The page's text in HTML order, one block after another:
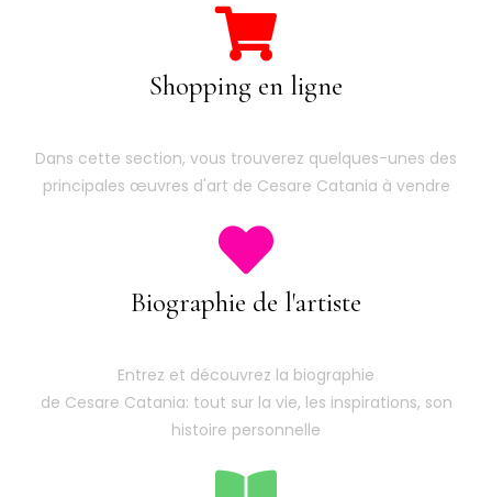
Shopping en ligne
Dans cette section, vous trouverez quelques-unes des
principales œuvres d'art de Cesare Catania à vendre
Biographie de l'artiste
Entrez et découvrez la biographie
de Cesare Catania: tout sur la vie, les inspirations, son
histoire personnelle